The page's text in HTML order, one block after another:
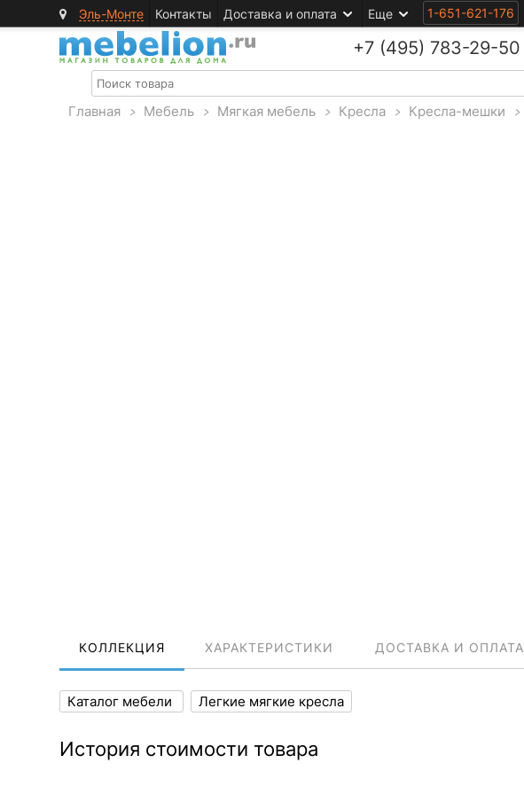
Эль-Монте Контакты Доставка и оплата Еще 1-651-621-176
+7 (495) 783-29-50
Главная > Мебель > Мягкая мебель > Кресла > Кресла-мешки >
КОЛЛЕКЦИЯ ХАРАКТЕРИСТИКИ ДОСТАВКА И ОПЛАТА
Каталог мебели Легкие мягкие кресла
История стоимости товара